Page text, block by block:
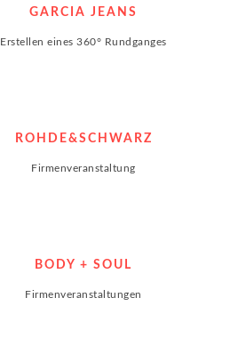
GARCIA JEANS
Erstellen eines 360° Rundganges
ROHDE&SCHWARZ
Firmenveranstaltung
BODY + SOUL
Firmenveranstaltungen